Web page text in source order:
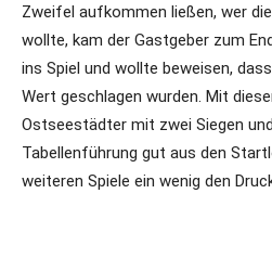
Zweifel aufkommen ließen, wer
wollte, kam der Gastgeber zum
ins Spiel und wollte beweisen,
Wert geschlagen wurden. Mit
Ostseestädter mit zwei Siegen
Tabellenführung gut aus den
weiteren Spiele ein wenig den